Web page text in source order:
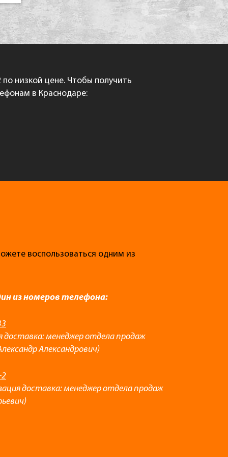
низкой цене. Чтобы получить
в Краснодаре:
воспользоваться одним из
из номеров телефона:
доставка: менеджер отдела продаж
Александрович)
2
доставка: менеджер отдела продаж